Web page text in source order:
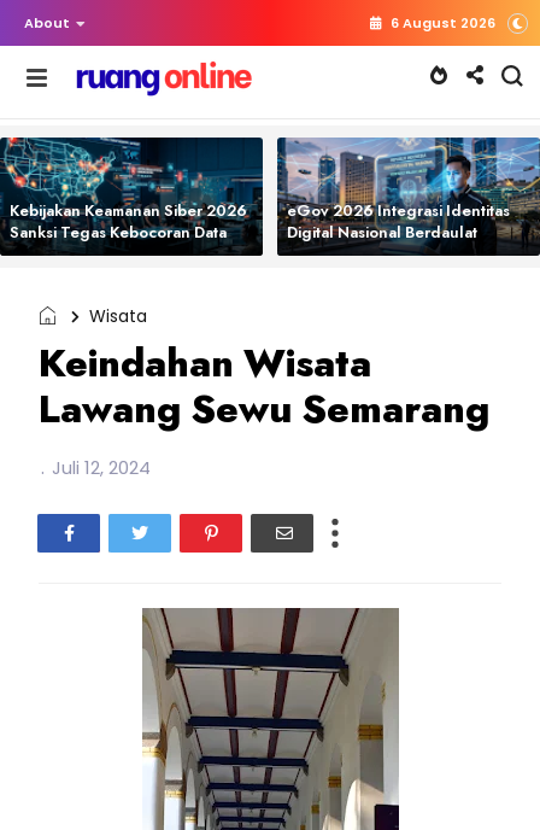
About 6 August 2026
Kebijakan Keamanan Siber 2026
Sanksi Tegas Kebocoran Data
eGov 2026 Integrasi Identitas
Digital Nasional Berdaulat
Wisata
Keindahan Wisata
Lawang Sewu Semarang
. Juli 12, 2024